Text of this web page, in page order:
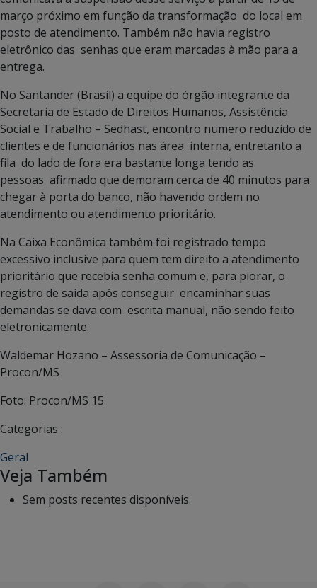
março próximo em função da transformação do local em
posto de atendimento. Também não havia registro
eletrônico das senhas que eram marcadas à mão para a
entrega.
No Santander (Brasil) a equipe do órgão integrante da
Secretaria de Estado de Direitos Humanos, Assistência
Social e Trabalho – Sedhast, encontro numero reduzido de
clientes e de funcionários nas área interna, entretanto a
fila do lado de fora era bastante longa tendo as
pessoas afirmado que demoram cerca de 40 minutos para
chegar à porta do banco, não havendo ordem no
atendimento ou atendimento prioritário.
Na Caixa Econômica também foi registrado tempo
excessivo inclusive para quem tem direito a atendimento
prioritário que recebia senha comum e, para piorar, o
registro de saída após conseguir encaminhar suas
demandas se dava com escrita manual, não sendo feito
eletronicamente.
Waldemar Hozano – Assessoria de Comunicação –
Procon/MS
Foto: Procon/MS 15
Categorias :
Geral
Veja Também
Sem posts recentes disponíveis.